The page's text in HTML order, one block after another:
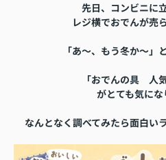
先日、コンビニに
レジ横でおでんが売
「あ～、もう冬か～」と
「おでんの具 人
がとても気にな
なんとなく調べてみたら面白い